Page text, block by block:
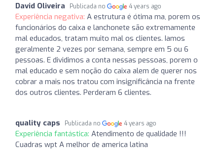
David Oliveira Publicada no 4 years ago
Experiência negativa: A estrutura é ótima ma, porem os
funcionários do caixa e lanchonete são extremamente
mal educados, tratam muito mal os clientes. Iamos
geralmente 2 vezes por semana, sempre em 5 ou 6
pessoas. E dividimos a conta nessas pessoas, porem o
mal educado e sem noção do caixa alem de querer nos
cobrar a mais nos tratou com insignificância na frente
dos outros clientes. Perderam 6 clientes.
quality caps Publicada no 4 years ago
Experiência fantástica: Atendimento de qualidade !!!
Cuadras wpt A melhor de america latina